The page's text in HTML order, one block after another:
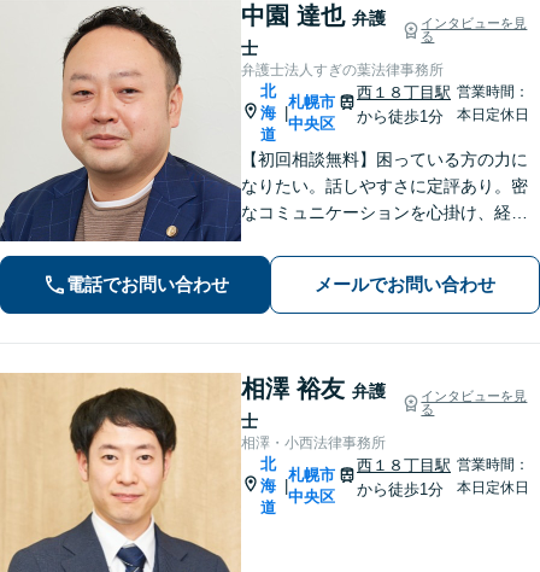
中園 達也 弁護
士
インタビューを見
る
弁護士法人すぎの葉法律事務所
北
海
道
札幌市
中央区
西１８丁目駅
から徒歩1分
営業時間：
本日定休日
【初回相談無料】困っている方の力に
なりたい。話しやすさに定評あり。密
なコミュニケーションを心掛け、経験
応！ぜひリラックスしてラフな格好で
ご相談にいらしてください【夜間・休
日対応可能】【電話・WEB相談】
電話でお問い合わせ メールでお問い合わせ
相澤 裕友 弁護
士
インタビューを見
る
相澤・小西法律事務所
北
海
道
札幌市
中央区
西１８丁目駅
から徒歩1分
営業時間：
本日定休日